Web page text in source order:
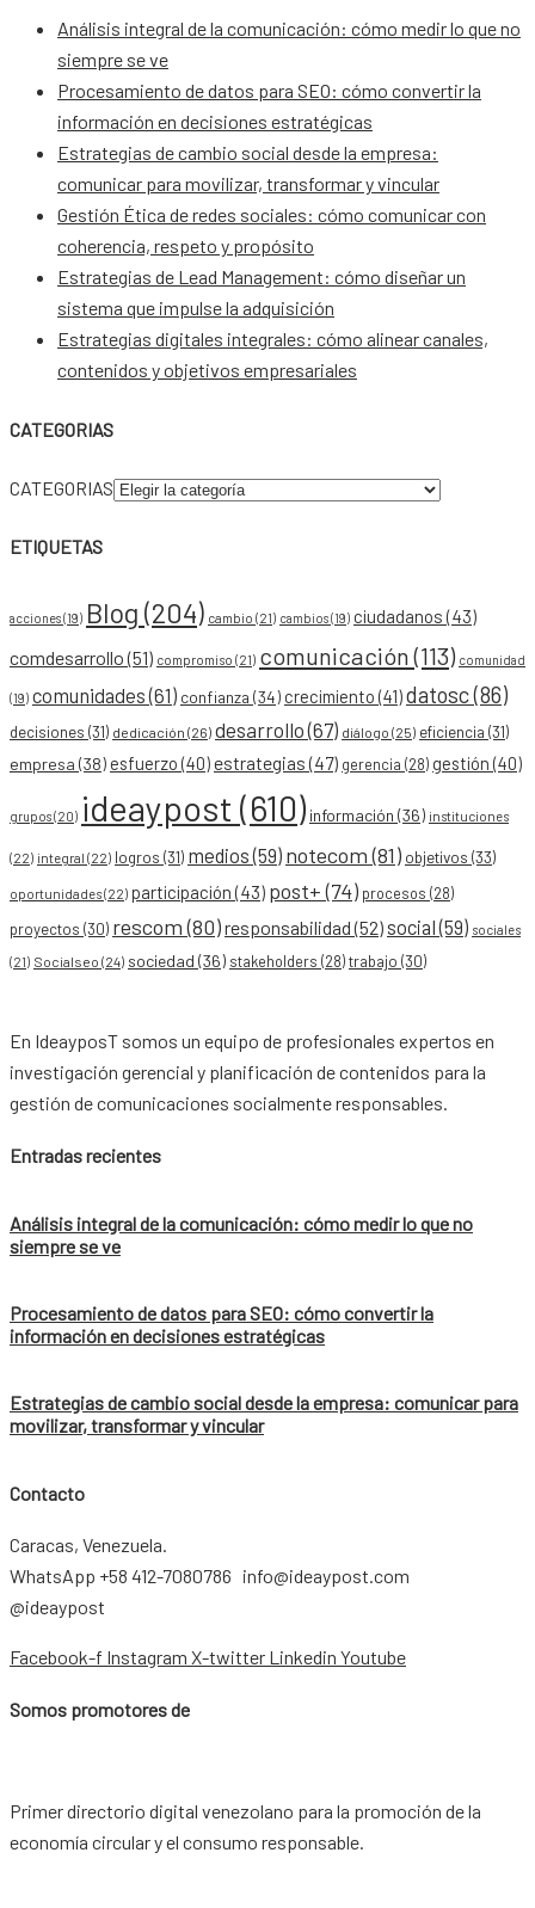
Análisis integral de la comunicación: cómo medir lo que no
siempre se ve
Procesamiento de datos para SEO: cómo convertir la
información en decisiones estratégicas
Estrategias de cambio social desde la empresa:
comunicar para movilizar, transformar y vincular
Gestión Ética de redes sociales: cómo comunicar con
coherencia, respeto y propósito
Estrategias de Lead Management: cómo diseñar un
sistema que impulse la adquisición
Estrategias digitales integrales: cómo alinear canales,
contenidos y objetivos empresariales
CATEGORIAS
CATEGORIAS
ETIQUETAS
acciones(19) Blog (204) cambio (21) cambios(19) ciudadanos (43)
comdesarrollo(51) compromiso (21) comunicación(113) comunidad
(19) comunidades(61) confianza (34) crecimiento (41)datosc(86)
decisiones (31) dedicación (26) desarrollo(67) diálogo (25) eficiencia (31)
empresa (38) esfuerzo (40)estrategias(47) gerencia (28) gestión (40)
grupos(20) ideaypost (610) información (36) instituciones
(22) integral (22) logros (31) medios(59) notecom(81) objetivos (33)
oportunidades(22) participación (43) post+(74) procesos (28)
proyectos (30) rescom(80)responsabilidad(52)social(59) sociales
(21) Socialseo (24) sociedad (36) stakeholders (28)trabajo (30)
En IdeayposT somos un equipo de profesionales expertos en
investigación gerencial y planificación de contenidos para la
gestión de comunicaciones socialmente responsables.
Entradas recientes
Análisis integral de la comunicación: cómo medir lo que no
siempre se ve
Procesamiento de datos para SEO: cómo convertir la
información en decisiones estratégicas
Estrategias de cambio social desde la empresa: comunicar para
movilizar, transformar y vincular
Contacto
Caracas, Venezuela.
WhatsApp +58 412-7080786 info@ideaypost.com
@ideaypost
Facebook-f Instagram X-twitter Linkedin Youtube
Somos promotores de
Primer directorio digital venezolano para la promoción de la
economía circular y el consumo responsable.